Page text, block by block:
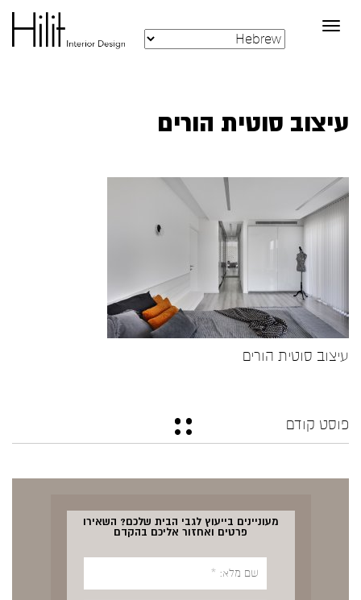
Toggle
navigation
עיצוב סוטית הורים
עיצוב סוטית הורים
פוסט קודם
מעוניינים בייעוץ לגבי הבית שלכם? השאירו
פרטים ואחזור אליכם בהקדם